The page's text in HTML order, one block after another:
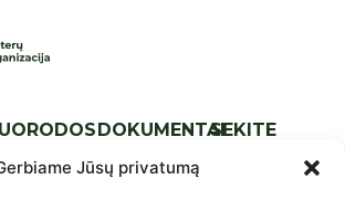
Jūsų privatumą
DOKUMENTAI
lyg.
SEKITE